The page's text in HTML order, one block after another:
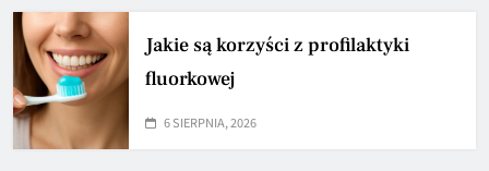
Jakie są korzyści z profilaktyki
fluorkowej
6 SIERPNIA, 2026